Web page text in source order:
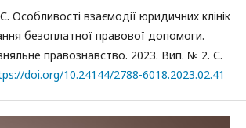
Особливості взаємодії юридичних клінік
безоплатної правової допомоги.
правознавство. 2023. Вип. № 2. С.
doi.org/10.24144/2788-6018.2023.02.41